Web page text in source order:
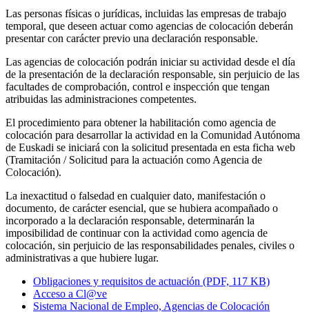
Las personas físicas o jurídicas, incluidas las empresas de trabajo
temporal, que deseen actuar como agencias de colocación deberán
presentar con carácter previo una declaración responsable.
Las agencias de colocación podrán iniciar su actividad desde el día
de la presentación de la declaración responsable, sin perjuicio de las
facultades de comprobación, control e inspección que tengan
atribuidas las administraciones competentes.
El procedimiento para obtener la habilitación como agencia de
colocación para desarrollar la actividad en la Comunidad Autónoma
de Euskadi se iniciará con la solicitud presentada en esta ficha web
(Tramitación / Solicitud para la actuación como Agencia de
Colocación).
La inexactitud o falsedad en cualquier dato, manifestación o
documento, de carácter esencial, que se hubiera acompañado o
incorporado a la declaración responsable, determinarán la
imposibilidad de continuar con la actividad como agencia de
colocación, sin perjuicio de las responsabilidades penales, civiles o
administrativas a que hubiere lugar.
Obligaciones y requisitos de actuación (PDF, 117 KB)
Acceso a Cl@ve
Sistema Nacional de Empleo, Agencias de Colocación